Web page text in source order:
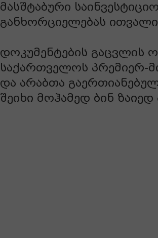
მასშტაბური
განხორციელებას
დოკუმენტების გაცვლის
საქართველოს პრემიერ-
და არაბთა
შეიხი მოჰამედ ბინ